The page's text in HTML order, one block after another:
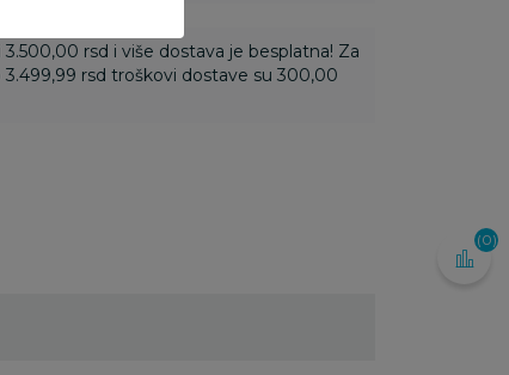
rsd i više dostava je besplatna! Za
rsd troškovi dostave su 300,00
(0)